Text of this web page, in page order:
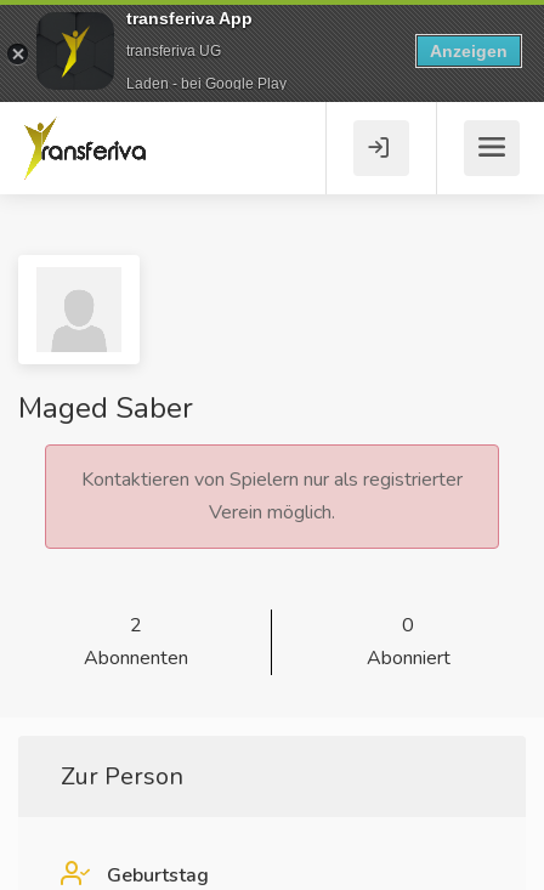
Maged Saber
Kontaktieren von Spielern nur als registrierter
Verein möglich.
2
Abonnenten
0
Abonniert
Zur Person
Geburtstag
transferiva App
transferiva UG
Laden - bei Google Play
Anzeigen